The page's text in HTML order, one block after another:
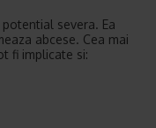
severa. Ea
abcese. Cea mai
fi implicate si: